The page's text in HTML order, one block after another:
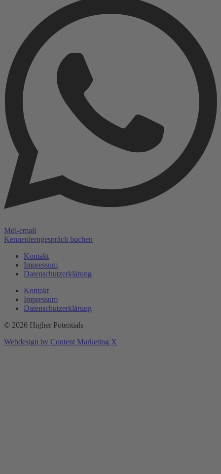
Mdi-email
Kennenlerngespräch buchen
Kontakt
Impressum
Datenschutzerklärung
Kontakt
Impressum
Datenschutzerklärung
© 2026 Higher Potentials
Webdesign by Content Marketing X